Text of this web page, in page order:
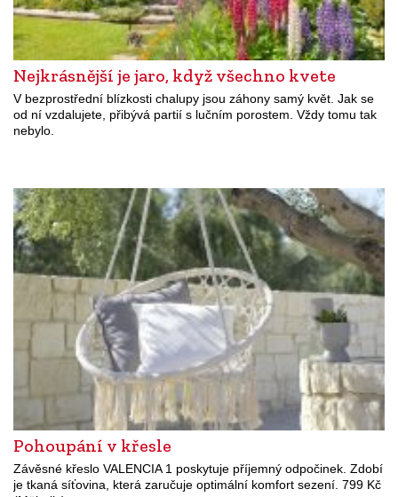
Nejkrásnější je jaro, když všechno kvete
V bezprostřední blízkosti chalupy jsou záhony samý květ. Jak se
od ní vzdalujete, přibývá partií s lučním porostem. Vždy tomu tak
nebylo.
Pohoupání v křesle
Závěsné křeslo VALENCIA 1 poskytuje příjemný odpočinek. Zdobí
je tkaná síťovina, která zaručuje optimální komfort sezení. 799 Kč